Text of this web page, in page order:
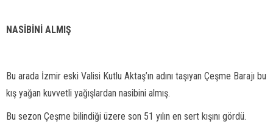
NASİBİNİ ALMIŞ
Bu arada İzmir eski Valisi Kutlu Aktaş’ın adını taşıyan Çeşme Barajı bu
kış yağan kuvvetli yağışlardan nasibini almış.
Bu sezon Çeşme bilindiği üzere son 51 yılın en sert kışını gördü.